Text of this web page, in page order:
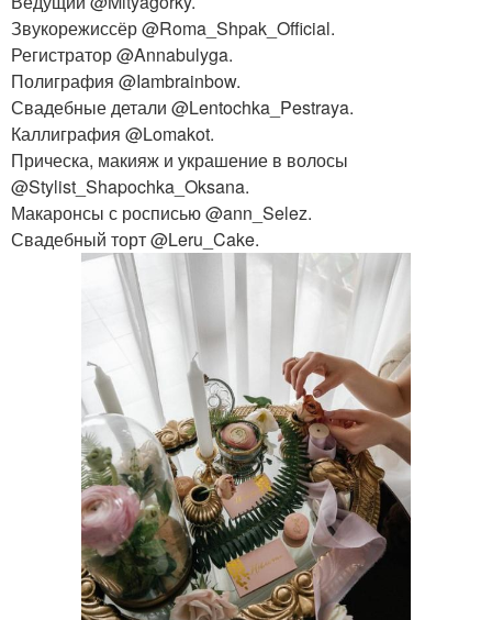
Звукорежиссёр @Roma_Shpak_Official.
Регистратор @Annabulyga.
Полиграфия @Iambrainbow.
Свадебные детали @Lentochka_Pestraya.
Каллиграфия @Lomakot.
Прическа, макияж и украшение в волосы
@Stylist_Shapochka_Oksana.
Макаронсы с росписью @ann_Selez.
Свадебный торт @Leru_Cake.